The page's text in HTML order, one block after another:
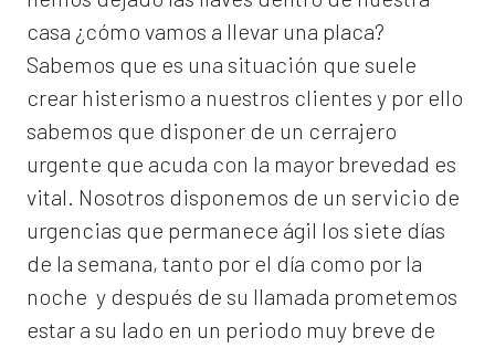
casa ¿cómo vamos a llevar una placa?
Sabemos que es una situación que suele
crear histerismo a nuestros clientes y por ello
sabemos que disponer de un cerrajero
urgente que acuda con la mayor brevedad es
vital. Nosotros disponemos de un servicio de
urgencias que permanece ágil los siete días
de la semana, tanto por el día como por la
noche y después de su llamada prometemos
estar a su lado en un periodo muy breve de